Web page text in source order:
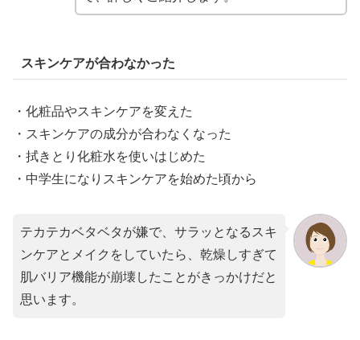
スキンケアが合わなかった
・化粧品やスキンケアを変えた
・スキンケアの成分が合わなくなった
・拭きとり化粧水を使いはじめた
・中学生になりスキンケアを始めた頃から
テカテカベタベタが嫌で、サラッとなるスキ
ンケアとメイクをしていたら、乾燥しすぎて
肌バリア機能が崩壊したことがきっかけだと
思います。